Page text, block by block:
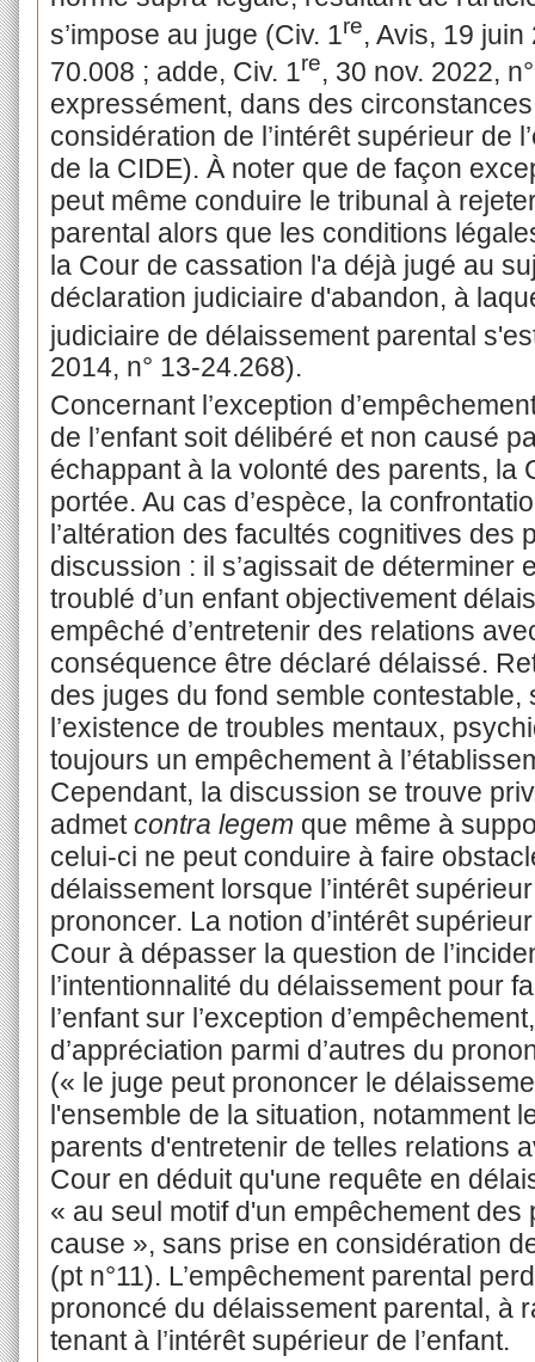
s’impose au juge (Civ. 1re, Avis, 19 juin
70.008 ; adde, Civ. 1re, 30 nov. 2022,
expressément, dans des
considération de l’intérêt supérieur de
de la CIDE). À noter que de façon
peut même conduire le tribunal à
parental alors que les conditions
la Cour de cassation l'a déjà jugé au
déclaration judiciaire d'abandon, à
judiciaire de délaissement parental
2014, n° 13-24.268).
Concernant l’exception
de l’enfant soit délibéré et non causé
échappant à la volonté des parents, la
portée. Au cas d’espèce, la
l’altération des facultés cognitives des
discussion : il s’agissait de déterminer
troublé d’un enfant objectivement
empêché d’entretenir des relations
conséquence être déclaré délaissé.
des juges du fond semble contestable,
l’existence de troubles mentaux,
toujours un empêchement à
Cependant, la discussion se trouve
admetcontra legem que même à
celui-ci ne peut conduire à faire
délaissement lorsque l’intérêt
prononcer. La notion d’intérêt
Cour à dépasser la question de
l’intentionnalité du délaissement pour
l’enfant sur l’exception
d’appréciation parmi d’autres du
(« le juge peut prononcer le
l'ensemble de la situation, notamment
parents d'entretenir de telles relations
Cour en déduit qu'une requête en
« au seul motif d'un empêchement
cause », sans prise en considération
(pt n°11). L’empêchement parental
prononcé du délaissement parental, à
tenant à l’intérêt supérieur de l’enfant.